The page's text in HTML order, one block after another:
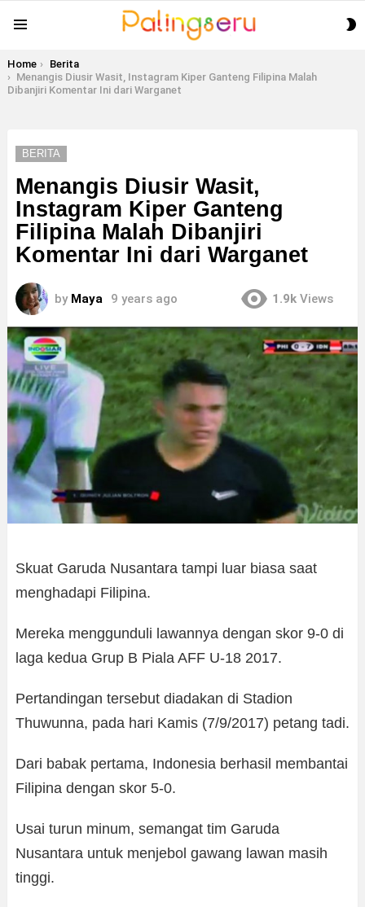
You are here:
Home
Berita
Menangis Diusir Wasit, Instagram Kiper Ganteng Filipina Malah
Dibanjiri Komentar Ini dari Warganet
BERITA
Menangis Diusir Wasit,
Instagram Kiper Ganteng
Filipina Malah Dibanjiri
Komentar Ini dari Warganet
by Maya 9 years ago 1.9k Views
Skuat Garuda Nusantara tampi luar biasa saat
menghadapi Filipina.
Mereka menggunduli lawannya dengan skor 9-0 di
laga kedua Grup B Piala AFF U-18 2017.
Pertandingan tersebut diadakan di Stadion
Thuwunna, pada hari Kamis (7/9/2017) petang tadi.
Dari babak pertama, Indonesia berhasil membantai
Filipina dengan skor 5-0.
Usai turun minum, semangat tim Garuda
Nusantara untuk menjebol gawang lawan masih
tinggi.